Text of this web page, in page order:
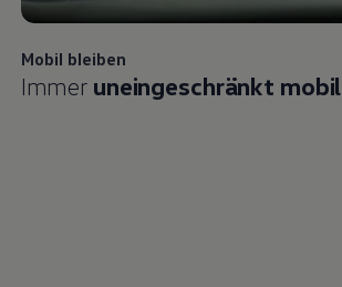
Mobil bleiben
Immer uneingeschränkt mobil